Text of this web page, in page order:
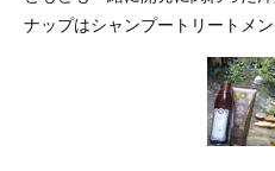
ナップはシャンプートリートメ